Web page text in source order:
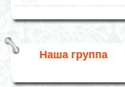
Наша группа